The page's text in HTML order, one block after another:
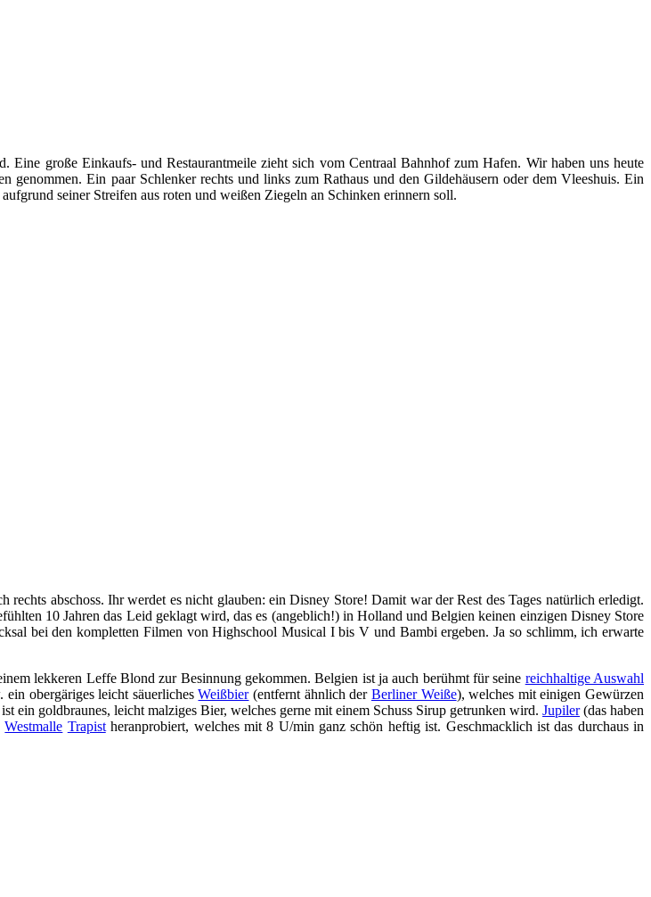
Eine große Einkaufs- und Restaurantmeile zieht sich vom Centraal Bahnhof zum Hafen. Wir haben uns heute
genommen. Ein paar Schlenker rechts und links zum Rathaus und den Gildehäusern oder dem Vleeshuis. Ein
seiner Streifen aus roten und weißen Ziegeln an Schinken erinnern soll.
abschoss. Ihr werdet es nicht glauben: ein Disney Store! Damit war der Rest des Tages natürlich erledigt.
10 Jahren das Leid geklagt wird, das es (angeblich!) in Holland und Belgien keinen einzigen Disney Store
bei den kompletten Filmen von Highschool Musical I bis V und Bambi ergeben. Ja so schlimm, ich erwarte
lekkeren Leffe Blond zur Besinnung gekommen. Belgien ist ja auch berühmt für seine reichhaltige Auswahl
obergäriges leicht säuerlichesWeißbier(entfernt ähnlich der Berliner Weiße), welches mit einigen Gewürzen
ein goldbraunes, leicht malziges Bier, welches gerne mit einem Schuss Sirup getrunken wird. Jupiler(das haben
Westmalle Trapistheranprobiert, welches mit 8 U/min ganz schön heftig ist. Geschmacklich ist das durchaus in